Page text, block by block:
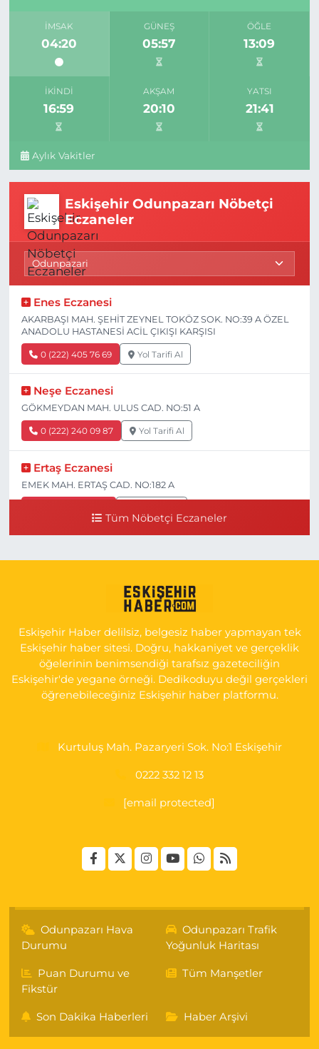
İMSAK
04:20
GÜNEŞ
05:57
ÖĞLE
13:09
İKINDI
16:59
AKŞAM
20:10
YATSI
21:41
Aylık Vakitler
Eskişehir Odunpazarı Nöbetçi
Eczaneler
Enes Eczanesi
AKARBAŞI MAH. ŞEHİT ZEYNEL TOKÖZ SOK. NO:39 A ÖZEL
ANADOLU HASTANESİ ACİL ÇIKIŞI KARŞISI
0 (222) 405 76 69 Yol Tarifi Al
Neşe Eczanesi
GÖKMEYDAN MAH. ULUS CAD. NO:51 A
0 (222) 240 09 87 Yol Tarifi Al
Ertaş Eczanesi
EMEK MAH. ERTAŞ CAD. NO:182 A
KIRMIZITOPRAK MH.ERCAN SK.NO:14 ESKİ ASKER
Yol Tarifi Al
Tüm Nöbetçi Eczaneler
Eskişehir Haber delilsiz, belgesiz haber yapmayan tek
Eskişehir haber sitesi. Doğru, hakkaniyet ve gerçeklik
öğelerinin benimsendiği tarafsız gazeteciliğin
Eskişehir'de yegane örneği. Dedikoduyu değil gerçekleri
öğrenebileceğiniz Eskişehir haber platformu.
Kurtuluş Mah. Pazaryeri Sok. No:1 Eskişehir
0222 332 12 13
[email protected]
Odunpazarı Hava
Durumu
Odunpazarı Trafik
Yoğunluk Haritası
Puan Durumu ve
Fikstür
Tüm Manşetler
Son Dakika Haberleri Haber Arşivi